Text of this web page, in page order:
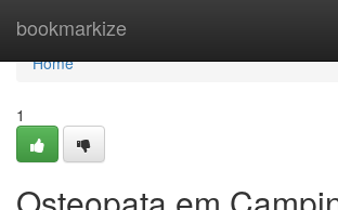
bookmarkize
Home
Home
1